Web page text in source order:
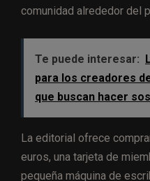
comunidad alrededor del
Te puede interesar:
para los creadores
que buscan hacer
La editorial ofrece
euros, una tarjeta de
pequeña máquina de